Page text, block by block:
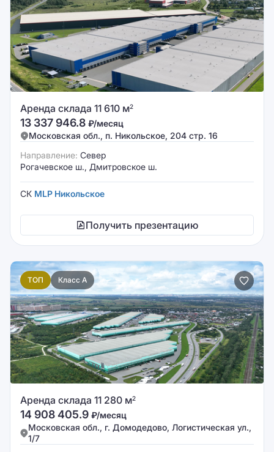
Аренда склада 11 610 м2
13 337 946.8 ₽/месяц
Московская обл., п. Никольское, 204 стр. 16
Направление: Север
Рогачевское ш., Дмитровское ш.
СК MLP Никольское
Получить презентацию
ТОП Класс A
Аренда склада 11 280 м2
14 908 405.9 ₽/месяц
Московская обл., г. Домодедово, Логистическая ул.,
1/7